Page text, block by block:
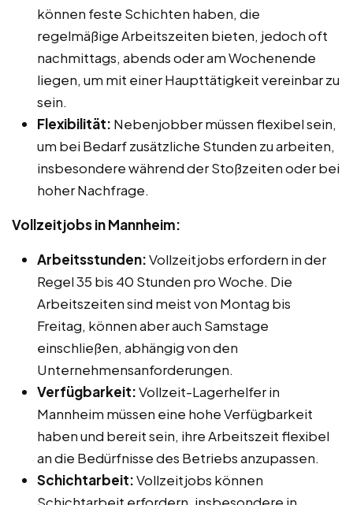
können feste Schichten haben, die
regelmäßige Arbeitszeiten bieten, jedoch oft
nachmittags, abends oder am Wochenende
liegen, um mit einer Haupttätigkeit vereinbar zu
sein.
Flexibilität: Nebenjobber müssen flexibel sein,
um bei Bedarf zusätzliche Stunden zu arbeiten,
insbesondere während der Stoßzeiten oder bei
hoher Nachfrage.
Vollzeitjobs in Mannheim:
Arbeitsstunden:Vollzeitjobs erfordern in der
Regel 35 bis 40 Stunden pro Woche. Die
Arbeitszeiten sind meist von Montag bis
Freitag, können aber auch Samstage
einschließen, abhängig von den
Unternehmensanforderungen.
Verfügbarkeit:Vollzeit-Lagerhelfer in
Mannheim müssen eine hohe Verfügbarkeit
haben und bereit sein, ihre Arbeitszeit flexibel
an die Bedürfnisse des Betriebs anzupassen.
Schichtarbeit:Vollzeitjobs können